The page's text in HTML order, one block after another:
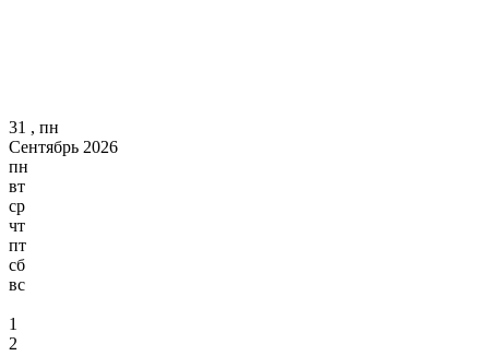
31 , пн
Сентябрь 2026
пн
вт
ср
чт
пт
сб
вс
1
2